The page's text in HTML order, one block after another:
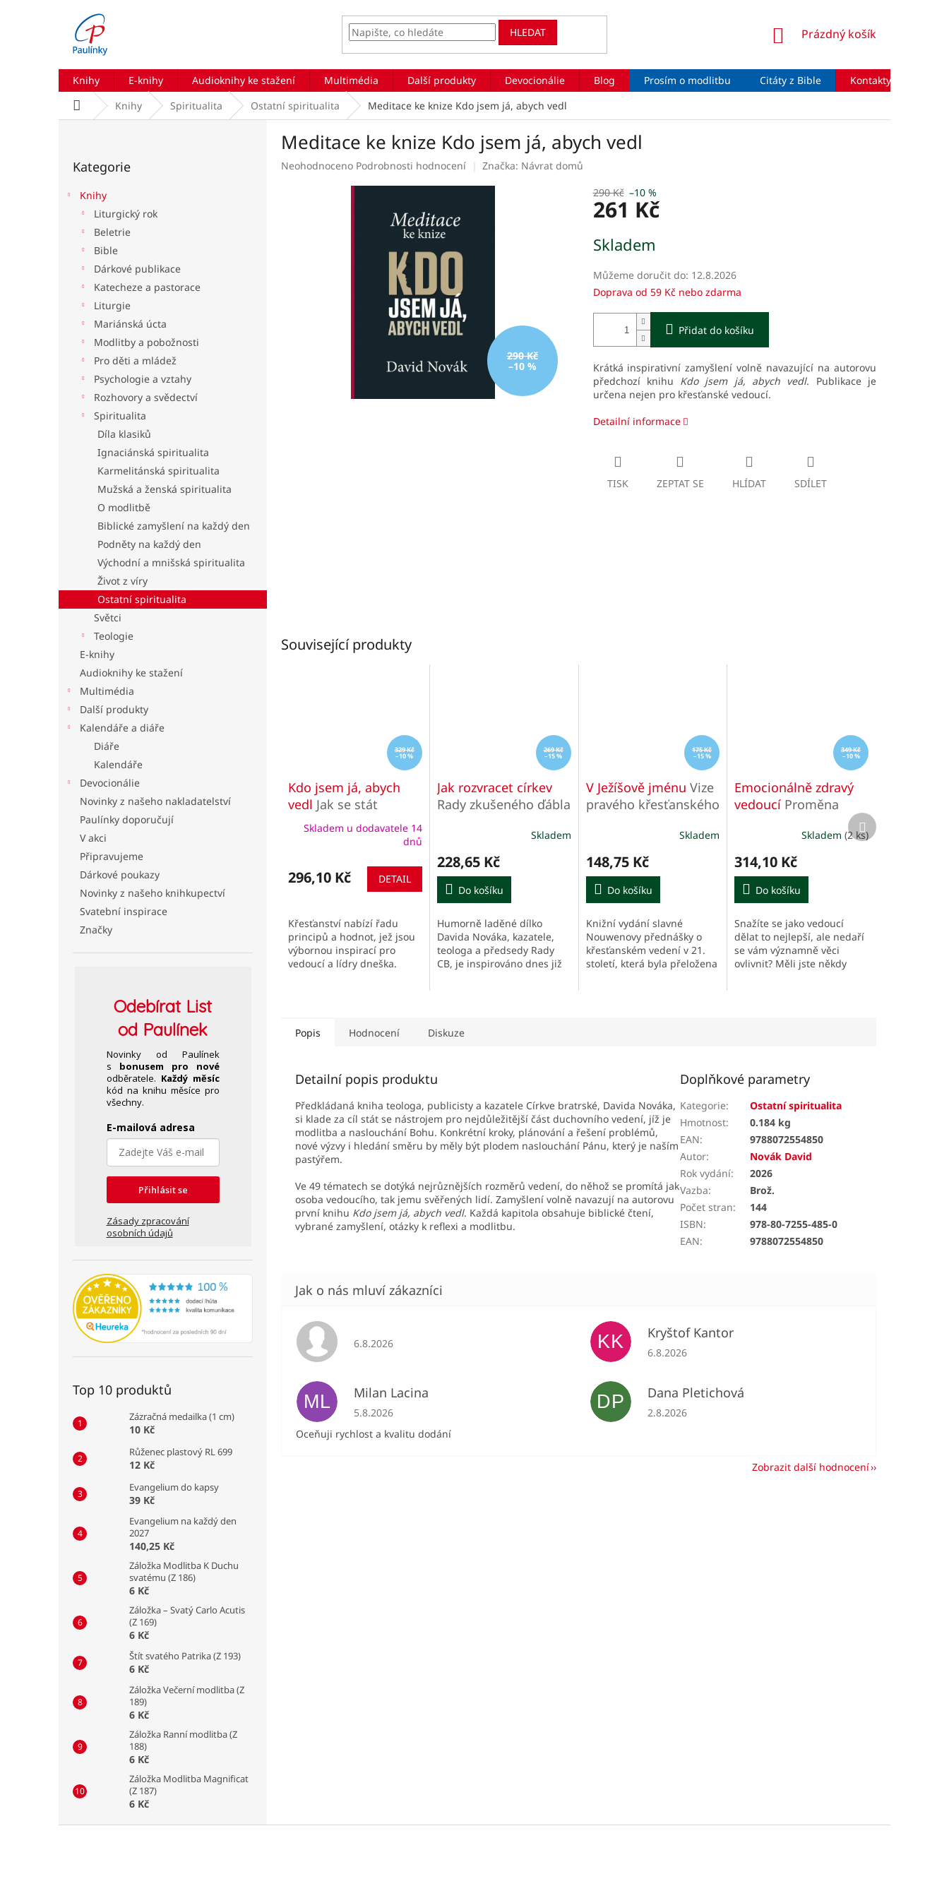
HLEDAT
NÁKUPNÍ
Prázdný košík
Knihy E-knihy Audioknihy ke stažení Multimédia Další produkty Devocionálie Blog Prosím o modlitbu Citáty z Bible Kontakty
Domů Knihy Spiritualita Ostatní spiritualita Meditace ke knize Kdo jsem já, abych vedl
kategorie
Kategorie
Knihy
Liturgický rok
Beletrie
Bible
Dárkové publikace
Katecheze a pastorace
Liturgie
Mariánská úcta
Modlitby a pobožnosti
Pro děti a mládež
Psychologie a vztahy
Rozhovory a svědectví
Spiritualita
Díla klasiků
Ignaciánská spiritualita
Karmelitánská spiritualita
Mužská a ženská spiritualita
O modlitbě
Biblické zamyšlení na každý den
Podněty na každý den
Východní a mnišská spiritualita
Život z víry
Ostatní spiritualita
Světci
Teologie
E-knihy
Audioknihy ke stažení
Multimédia
Další produkty
Kalendáře a diáře
Diáře
Kalendáře
Devocionálie
Novinky z našeho nakladatelství
Paulínky doporučují
V akci
Připravujeme
Dárkové poukazy
Novinky z našeho knihkupectví
Svatební inspirace
Značky
OdebíratList
od Paulínek
Novinky od Paulínek
s bonusem pro nové
odběratele. Každý měsíc
kód na knihu měsíce pro
všechny.
E-mailová adresa
Přihlásit se
Zásady zpracování
osobních údajů
Top 10 produktů
Zázračná medailka (1 cm)
10 Kč
Růženec plastový RL 699
12 Kč
Evangelium do kapsy
39 Kč
Evangelium na každý den
2027
140,25 Kč
Záložka Modlitba K Duchu
svatému (Z 186)
6 Kč
Záložka – Svatý Carlo Acutis
(Z 169)
6 Kč
Štít svatého Patrika (Z 193)
6 Kč
Záložka Večerní modlitba (Z
189)
6 Kč
Záložka Ranní modlitba (Z
188)
6 Kč
Záložka Modlitba Magnificat
(Z 187)
6 Kč
Meditace ke knize Kdo jsem já, abych vedl
Průměrné
Neohodnoceno Podrobnosti hodnocení Značka: Návrat domů
290 Kč
–10 %
290 Kč –10 %
261 Kč
cena:
Skladem
Můžeme doručit do: 12.8.2026
Doprava od 59 Kč nebo zdarma
Přidat do košíku
Krátká inspirativní zamyšlení volně navazující na autorovu
předchozí knihu Kdo jsem já, abych vedl. Publikace je
určena nejen pro křesťanské vedoucí.
Detailní informace
TISK ZEPTAT SE HLÍDAT SDÍLET
Související produkty
329 Kč
–10 %
Kdo jsem já, abych
vedl Jak se stát
inspirativním lídrem s
respektem a
Skladem u dodavatele 14
dnů
296,10 Kč DETAIL
Křesťanství nabízí řadu
principů a hodnot, jež jsou
výbornou inspirací pro
vedoucí a lídry dneška.
269 Kč
–15 %
Jak rozvracet církev
Rady zkušeného ďábla
produktu
je
5,0
z
5
hvězdiček.
Skladem
228,65 Kč
Do košíku
Humorně laděné dílko
Davida Nováka, kazatele,
teologa a předsedy Rady
CB, je inspirováno dnes již
175 Kč
–15 %
V Ježíšově jménu Vize
pravého křesťanského
produktu
je
5,0
z
5
hvězdiček.
Skladem
148,75 Kč
Do košíku
Knižní vydání slavné
Nouwenovy přednášky o
křesťanském vedení v 21.
století, která byla přeložena
349 Kč
–10 %
Emocionálně zdravý
vedoucí Proměna
života může zásadně
změnit váš sbor, váš
tým - i svět.
Skladem (2 ks)
314,10 Kč
Do košíku
Snažíte se jako vedoucí
dělat to nejlepší, ale nedaří
se vám významně věci
ovlivnit? Měli jste někdy
Další
produkt
Popis Hodnocení Diskuze
Detailní popis produktu
Předkládaná kniha teologa, publicisty a kazatele Církve bratrské, Davida Nováka,
si klade za cíl stát se nástrojem pro nejdůležitější část duchovního vedení, jíž je
modlitba a naslouchání Bohu. Konkrétní kroky, plánování a řešení problémů,
nové výzvy i hledání směru by měly být plodem naslouchání Pánu, který je naším
pastýřem.
Ve 49 tématech se dotýká nejrůznějších rozměrů vedení, do něhož se promítá jak
osoba vedoucího, tak jemu svěřených lidí. Zamyšlení volně navazují na autorovu
první knihu Kdo jsem já, abych vedl. Každá kapitola obsahuje biblické čtení,
vybrané zamyšlení, otázky k reflexi a modlitbu.
Doplňkové parametry
Kategorie:
Ostatní spiritualita
Hmotnost:
0.184 kg
EAN:
9788072554850
Autor:
Novák David
Rok vydání:
2026
Vazba:
Brož.
Počet stran:
144
ISBN:
978-80-7255-485-0
EAN: 9788072554850
Hodnocení obchodu je 5 z 5 hvězdiček.
6.8.2026 KK Kryštof Kantor
Hodnocení obchodu je 5 z 5 hvězdiček.
6.8.2026
ML Milan Lacina
Hodnocení obchodu je 5 z 5 hvězdiček.
5.8.2026
Oceňuji rychlost a kvalitu dodání
DP Dana Pletichová
Hodnocení obchodu je 5 z 5 hvězdiček.
2.8.2026
Zobrazit další hodnocení